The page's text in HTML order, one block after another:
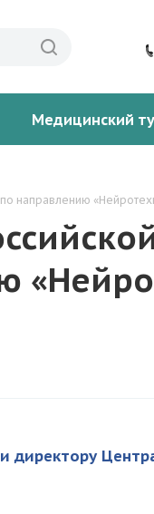
Медицинский
направлению